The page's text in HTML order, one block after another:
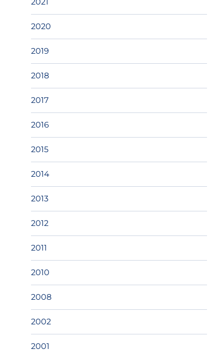
2020
2019
2018
2017
2016
2015
2014
2013
2012
2011
2010
2008
2002
2001